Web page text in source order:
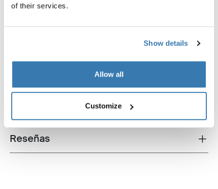
of their services.
Show details
Allow all
Customize
Toggle techspec
Especificaciones técnicas
Toggle overview
Reseñas